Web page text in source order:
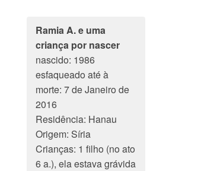
Ramia A. e uma
criança por nascer
nascido: 1986
esfaqueado até à
morte: 7 de Janeiro de
2016
Residência: Hanau
Origem: Síria
Crianças: 1 filho (no ato
6 a.), ela estava grávida